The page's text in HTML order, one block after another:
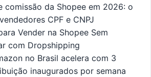
comissão da Shopee em 2026: o
CPF e CNPJ
Vender na Shopee Sem
com Dropshipping
no Brasil acelera com 3
inaugurados por semana